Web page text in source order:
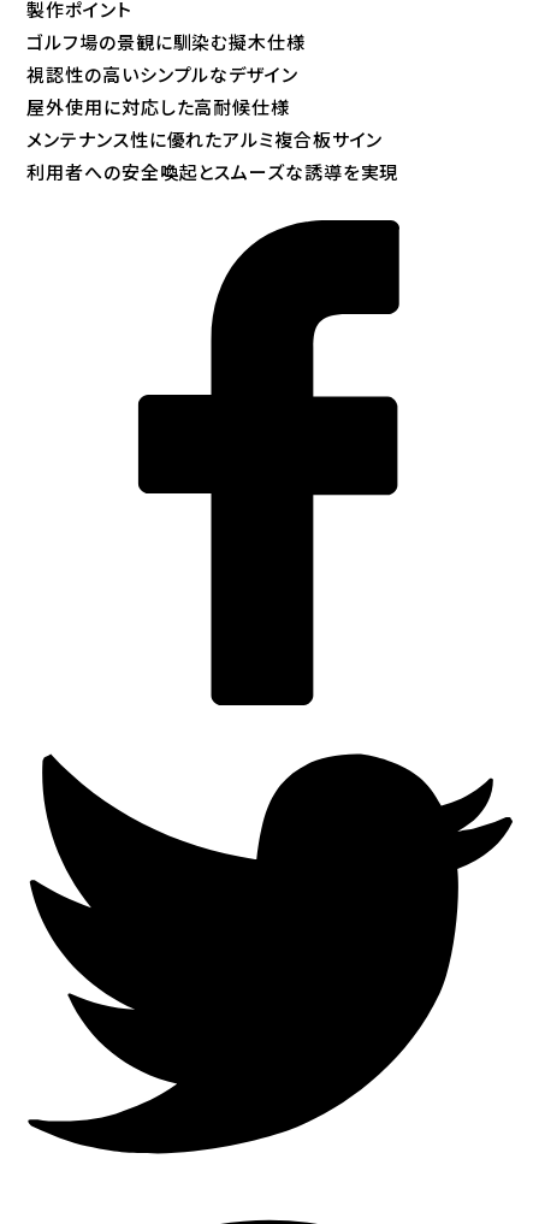
製作ポイント
ゴルフ場の景観に馴染む擬木仕様
視認性の高いシンプルなデザイン
屋外使用に対応した高耐候仕様
メンテナンス性に優れたアルミ複合板サイン
利用者への安全喚起とスムーズな誘導を実現